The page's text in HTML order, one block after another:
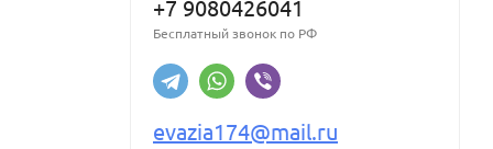
+7 9080426041
Бесплатный звонок по РФ
evazia174@mail.ru